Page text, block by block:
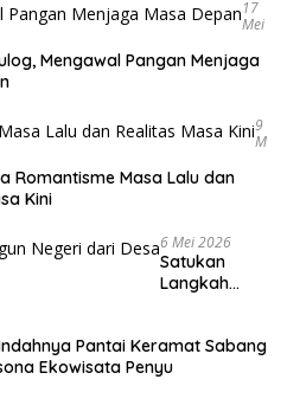
17
Mei
Mengawal Pangan Menjaga
9
M
Romantisme Masa Lalu dan
Kini
6 Mei 2026
Satukan
Langkah
Desa
Pantai Keramat Sabang
Ekowisata Penyu